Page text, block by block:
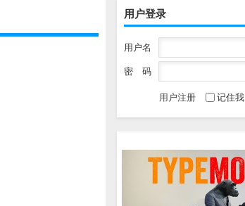
用户登录
用户名
密 码
用户注册 记住我